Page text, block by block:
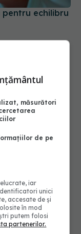
măsurători
de pe
iar
unici
accesate de și
în mod
putem folosi
partenerilor.